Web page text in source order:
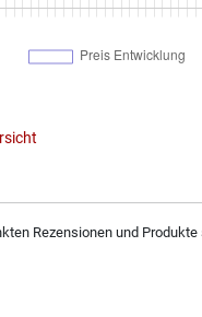
Rezensionen und